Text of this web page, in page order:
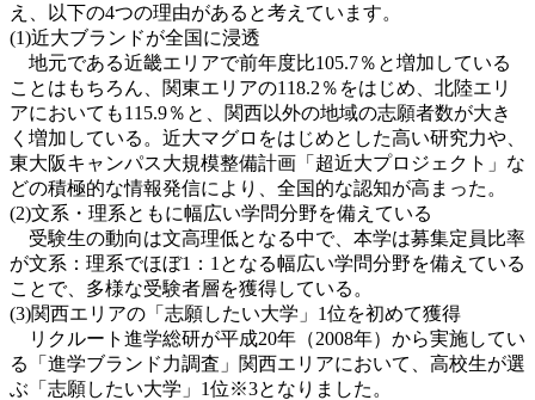
え、以下の4つの理由があると考えています。
(1)近大ブランドが全国に浸透
地元である近畿エリアで前年度比105.7％と増加している
ことはもちろん、関東エリアの118.2％をはじめ、北陸エリ
アにおいても115.9％と、関西以外の地域の志願者数が大き
く増加している。近大マグロをはじめとした高い研究力や、
東大阪キャンパス大規模整備計画「超近大プロジェクト」な
どの積極的な情報発信により、全国的な認知が高まった。
(2)文系・理系ともに幅広い学問分野を備えている
受験生の動向は文高理低となる中で、本学は募集定員比率
が文系：理系でほぼ1：1となる幅広い学問分野を備えている
ことで、多様な受験者層を獲得している。
(3)関西エリアの「志願したい大学」1位を初めて獲得
リクルート進学総研が平成20年（2008年）から実施してい
る「進学ブランド力調査」関西エリアにおいて、高校生が選
ぶ「志願したい大学」1位※3となりました。